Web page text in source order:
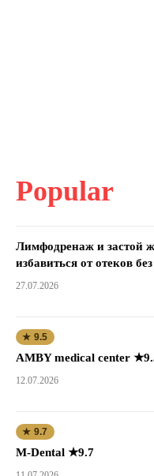
Popular
Лимфодренаж и застой
избавиться от отеков
27.07.2026
★ 9.5
AMBY medical center
12.07.2026
★ 9.7
M-Dental ★9.7